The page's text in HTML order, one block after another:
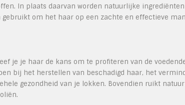
In plaats daarvan worden natuurlijke
om het haar op een zachte en effectieve
je je haar de kans om te profiteren van de
bij het herstellen van beschadigd haar, het
gezondheid van je lokken. Bovendien ruikt